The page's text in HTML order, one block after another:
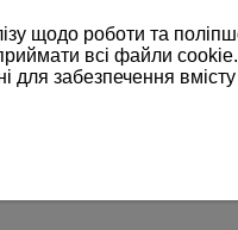
щодо роботи та
всі файли
для забезпечення